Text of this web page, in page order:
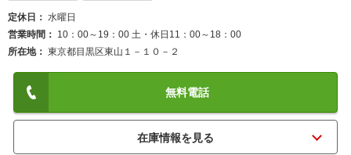
定休日
水曜日
営業時間
10：00～19：00 土・休日11：00～18：00
所在地
東京都目黒区東山１－１０－２
無料電話